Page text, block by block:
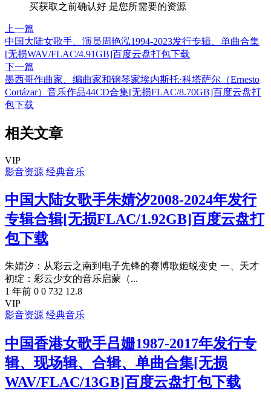
买获取之前确认好 是您所需要的资源
上一篇
中国大陆女歌手、演员周艳泓1994-2023发行专辑、单曲合集
[无损WAV/FLAC/4.91GB]百度云盘打包下载
下一篇
墨西哥作曲家、编曲家和钢琴家埃内斯托·科塔萨尔（Ernesto
Cortázar）音乐作品44CD合集[无损FLAC/8.70GB]百度云盘打
包下载
相关文章
VIP
影音资源 经典音乐
中国大陆女歌手朱婧汐2008-2024年发行
专辑合辑[无损FLAC/1.92GB]百度云盘打
包下载
朱婧汐：从彩云之南到电子先锋的赛博歌姬蜕变史 一、天才
初绽：彩云少女的音乐启蒙（...
1 年前 0 0 732 12.8
VIP
影音资源 经典音乐
中国香港女歌手吕姗1987-2017年发行专
辑、现场辑、合辑、单曲合集[无损
WAV/FLAC/13GB]百度云盘打包下载